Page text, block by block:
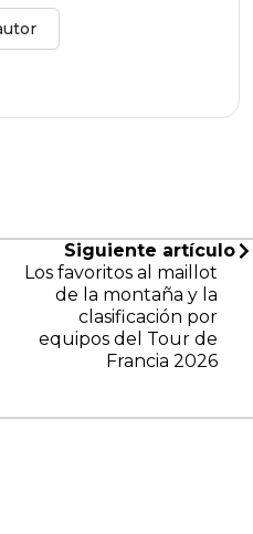
Siguiente artículo
Los favoritos al maillot
de la montaña y la
clasificación por
equipos del Tour de
Francia 2026